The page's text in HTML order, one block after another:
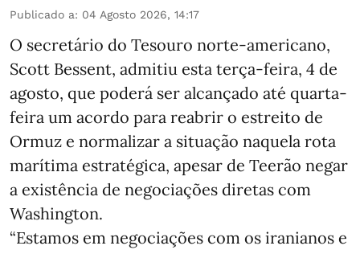
Publicado a: 04 Agosto 2026, 14:17
O secretário do Tesouro norte-americano,
Scott Bessent, admitiu esta terça-feira, 4 de
agosto, que poderá ser alcançado até quarta-
feira um acordo para reabrir o estreito de
Ormuz e normalizar a situação naquela rota
marítima estratégica, apesar de Teerão negar
a existência de negociações diretas com
Washington.
“Estamos em negociações com os iranianos e